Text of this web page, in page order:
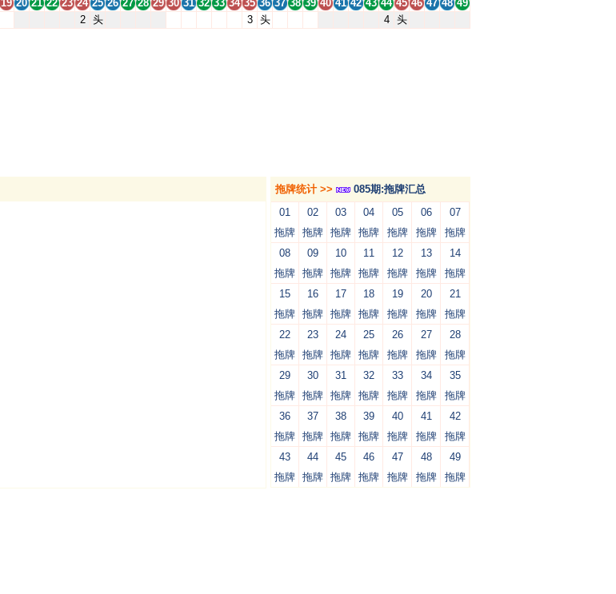
19 20 21 22 23 24 25 26 27 28 29 30 31 32 33 34 35 36 37 38 39 40 41 42 43 44 45 46 47 48 49
2 头 3 头 4 头
拖牌统计 >>
085期:拖牌汇总
01
拖牌
02
拖牌
03
拖牌
04
拖牌
05
拖牌
06
拖牌
07
拖牌
08
拖牌
09
拖牌
10
拖牌
11
拖牌
12
拖牌
13
拖牌
14
拖牌
15
拖牌
16
拖牌
17
拖牌
18
拖牌
19
拖牌
20
拖牌
21
拖牌
22
拖牌
23
拖牌
24
拖牌
25
拖牌
26
拖牌
27
拖牌
28
拖牌
29
拖牌
30
拖牌
31
拖牌
32
拖牌
33
拖牌
34
拖牌
35
拖牌
36
拖牌
37
拖牌
38
拖牌
39
拖牌
40
拖牌
41
拖牌
42
拖牌
43
拖牌
44
拖牌
45
拖牌
46
拖牌
47
拖牌
48
拖牌
49
拖牌